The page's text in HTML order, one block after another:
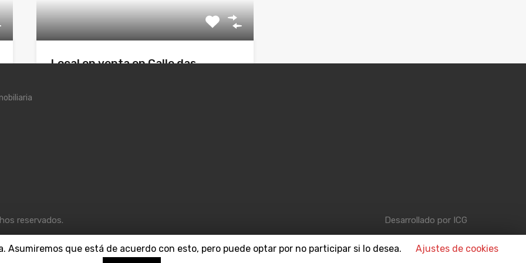
Local en venta en Calle das
reservados. Desarrollado por ICG
que está de acuerdo con esto, pero puede optar por no participar si lo desea. Ajustes de cookies